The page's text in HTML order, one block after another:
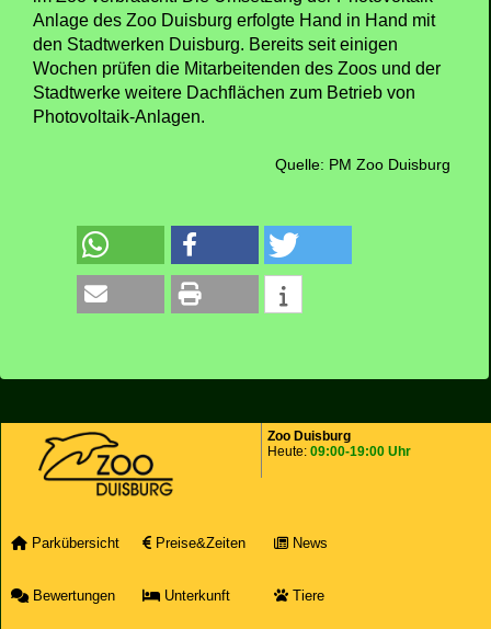
Anlage des Zoo Duisburg erfolgte Hand in Hand mit
den Stadtwerken Duisburg. Bereits seit einigen
Wochen prüfen die Mitarbeitenden des Zoos und der
Stadtwerke weitere Dachflächen zum Betrieb von
Photovoltaik-Anlagen.
Quelle: PM Zoo Duisburg
Zoo Duisburg
Heute: 09:00-19:00 Uhr
Parkübersicht Preise&Zeiten News
Bewertungen Unterkunft Tiere